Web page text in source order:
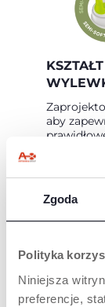
Zgoda
Polityka
Niniejsza
preferencje,
KSZTAŁT
aby
E DYSZY